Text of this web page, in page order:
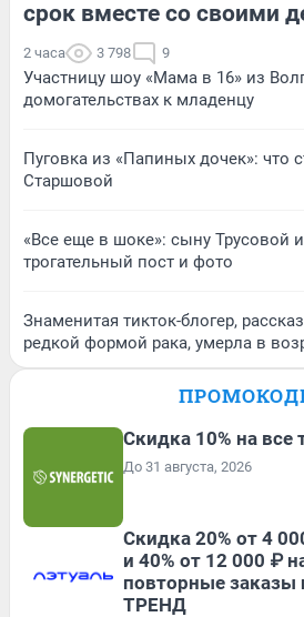
срок вместе со своими
2 часа 3 798 9
Участницу шоу «Мама в 16» из
домогательствах к младенцу
Пуговка из «Папиных дочек»: что
Старшовой
«Все еще в шоке»: сыну Трусовой
трогательный пост и фото
Знаменитая тикток-блогер,
редкой формой рака, умерла в
Скидка 10% на все
До 31 августа, 2026
Скидка 20% от 4
и 40% от 12 000 ₽
повторные заказы
ТРЕНД